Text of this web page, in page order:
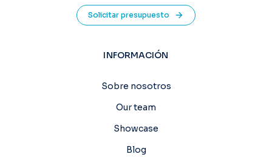
Solicitar presupuesto
INFORMACIÓN
Sobre nosotros
Our team
Showcase
Blog